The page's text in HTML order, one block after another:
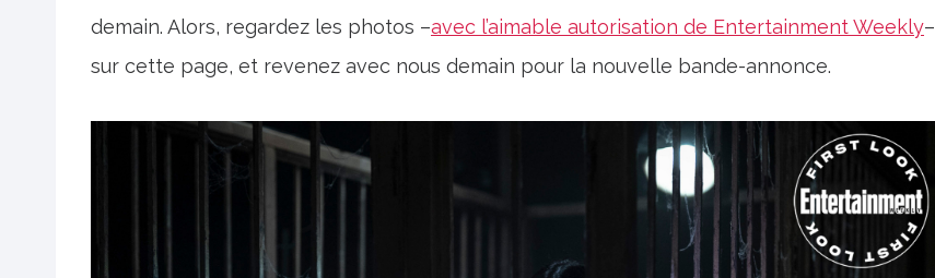
demain. Alors, regardez les photos –avec l’aimable autorisation de Entertainment Weekly–
sur cette page, et revenez avec nous demain pour la nouvelle bande-annonce.